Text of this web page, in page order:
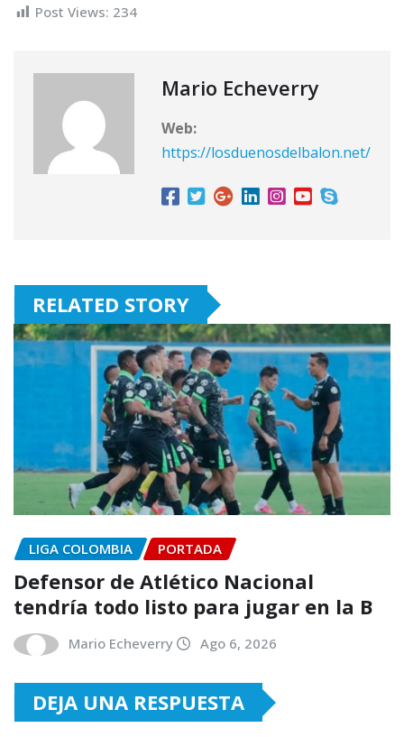
a
a
c
n
d
e
e
n
Post Views: 234
Mario Echeverry
Web:
https://losduenosdelbalon.net/
RELATED STORY
LIGA COLOMBIA PORTADA
Defensor de Atlético Nacional
tendría todo listo para jugar en la B
Mario Echeverry Ago 6, 2026
DEJA UNA RESPUESTA